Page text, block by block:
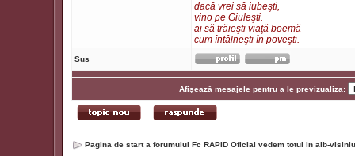
dacă vrei să iubeşti,
vino pe Giuleşti.
ai să trăieşti viaţă boemă
cum întâlneşti în poveşti.
Sus
Afişează mesajele pentru a le previzualiza:
Pagina de start a forumului Fc RAPID Oficial vedem totul in alb-